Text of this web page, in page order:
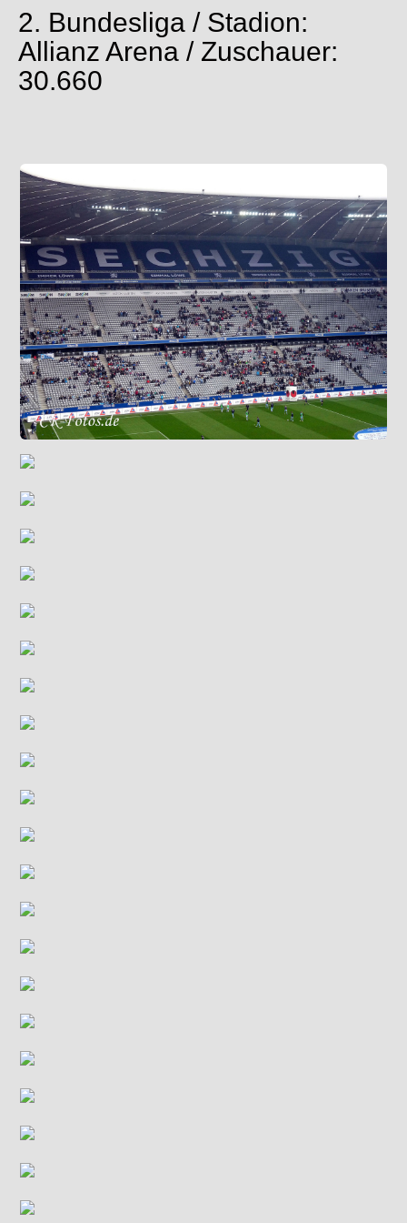
2. Bundesliga / Stadion:
Allianz Arena / Zuschauer:
30.660